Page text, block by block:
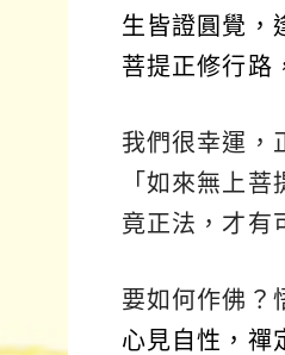
生皆證圓覺，
菩提正修行路
我們很幸運，
「如來無上
竟正法，才有
要如何作佛？
心見自性，禪